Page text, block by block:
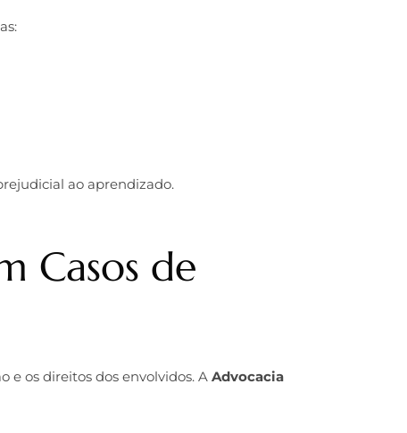
ao aprendizado.
Casos de
e os direitos dos envolvidos. A Advocacia